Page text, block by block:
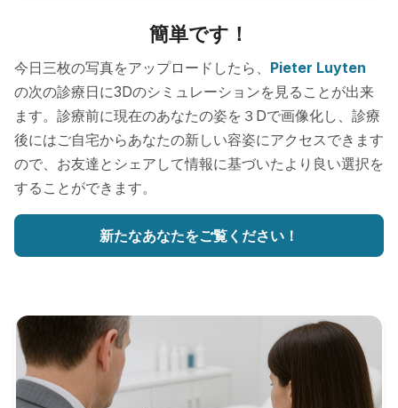
簡単です！
今日三枚の写真をアップロードしたら、 Pieter Luyten
の次の診療日に3Dのシミュレーションを見ることが出来
ます。診療前に現在のあなたの姿を３Dで画像化し、診療
後にはご自宅からあなたの新しい容姿にアクセスできます
ので、お友達とシェアして情報に基づいたより良い選択を
することができます。
新たなあなたをご覧ください！